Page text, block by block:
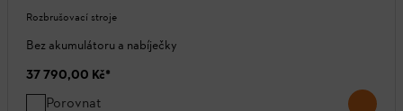
Rozbrušovací stroje
Bez akumulátoru a nabíječky
37 790,00 Kč*
Porovnat